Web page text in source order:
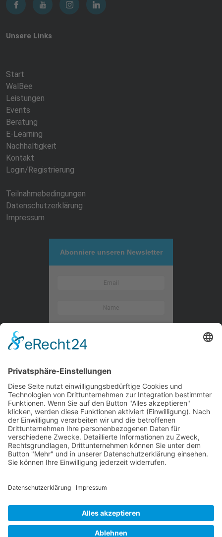
Unsere Links
Start
WalBee
Leistungen
Events
Beratung
E-Learning
Nachhaltigkeit
Kontakt
Login/Registrierung
Teilnahmebedingungen
Datenschutzerklärung
Impressum
Abonniere unseren Newsletter
Kontaktieren Sie uns
WalBee
Bizzmade GmbH
Gießereistraße 29
83022 Rosenheim
Tel.:+49 8031 282 09 50
Web:
www.walbee.de